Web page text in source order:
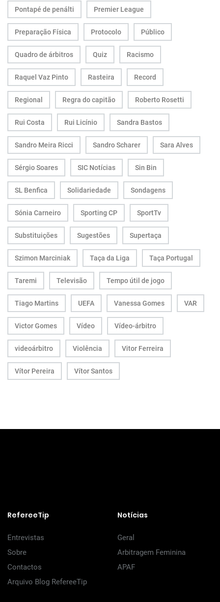
Pontapé de penálti Premier League
Preparação Física Protocolo Público
Quadro de árbitros Quiz Racismo
Raquel Vaz Pinto Rasteira Record
Regional Regra do capitão Roberto Rosetti
Rui Costa Rui Licínio Sandra Bastos
Sandro Meira Ricci Sandro Scharer Sara Alves
Sérgio Soares SIC Notícias Sin Bin
SL Benfica Solidariedade Sondagens
Sónia Carneiro Sporting CP SportTv
Substituições Sugestões Supertaça
Szimon Marciniak Taça da Liga Taça Portugal
Taremi Televisão Tempo útil de jogo
Tiago Martins UEFA Vanessa Gomes VAR
Victor Gomes Vídeo Vídeo-árbitro
videoárbitro Violência Vitor Ferreira
Vítor Pereira Vítor Santos
RefereeTip
Entrevistas
Sobre
Contactos
Arquivo Blog RefereeTip
Notícias
Geral
Arbitragem Feminina
APAF